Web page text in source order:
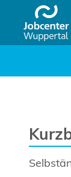
Zum
Ich
Header